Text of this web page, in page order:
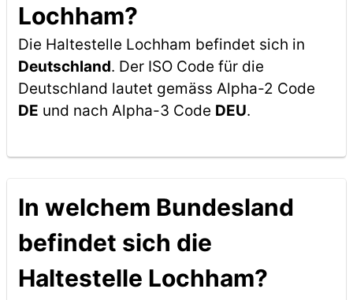
Lochham?
Die Haltestelle Lochham befindet sich in
Deutschland. Der ISO Code für die
Deutschland lautet gemäss Alpha-2 Code
DE und nach Alpha-3 Code DEU.
In welchem Bundesland
befindet sich die
Haltestelle Lochham?